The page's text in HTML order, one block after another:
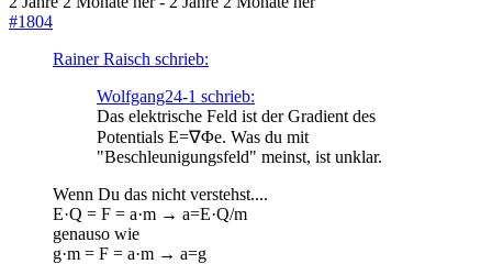
#1804
Rainer Raisch schrieb:
Wolfgang24-1 schrieb:
Das elektrische Feld ist der Gradient des
Potentials E=∇Φe. Was du mit
"Beschleunigungsfeld" meinst, ist unklar.
Wenn Du das nicht verstehst....
E·Q = F = a·m → a=E·Q/m
genauso wie
g·m = F = a·m → a=g